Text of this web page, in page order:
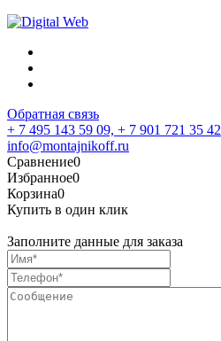
Обратная связь
+ 7 495 143 59 09, + 7 901 721 35 42
info@montajnikoff.ru
Сравнение0
Избранное0
Корзина0
Купить в один клик
Заполните данные для заказа